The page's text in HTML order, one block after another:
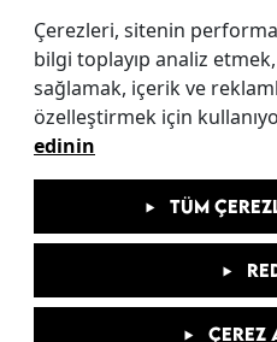
İnternet Sitesi
Çerez
KVKK
Enerji
Çerezleri, sitenin
bilgi toplayıp analiz
sağlamak, içerik ve
özelleştirmek için
edinin
TÜM
ÇEREZ